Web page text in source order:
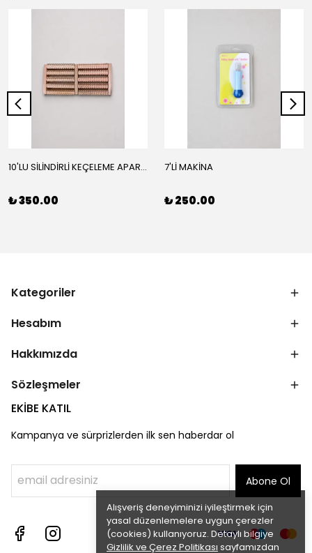
Alışveriş deneyiminizi iyileştirmek için
yasal düzenlemelere uygun çerezler
(cookies) kullanıyoruz. Detaylı bilgiye
Gizlilik ve Çerez Politikası sayfamızdan
10'LU SİLİNDİRLİ KEÇELEME APARATI
₺ 350.00
7'Lİ MAKİNA
₺ 250.00
Kategoriler
Hesabım
Hakkımızda
Sözleşmeler
EKİBE KATIL
Kampanya ve sürprizlerden ilk sen haberdar ol
Abone Ol